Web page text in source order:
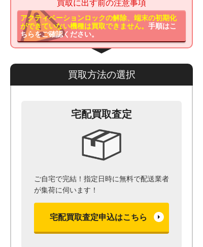
買取に出す前の注意事項
アクティベーションロックの解除、端末の初期化
ができていない機種は買取できません。手順はこ
ちらをご確認ください。
買取方法の選択
宅配買取査定
ご自宅で完結！指定日時に無料で配送業者
が集荷に伺います！
宅配買取査定申込はこちら